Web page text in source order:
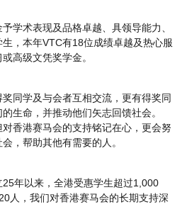
学术表现及品格卓越、具领导能力、
，本年VTC有18位成绩卓越及热心服
高级文凭奖学金。
同学及与会者互相交流，更有得奖同
生命，并推动他们矢志回馈社会。
香港赛马会的支持铭记在心，更会努
，帮助其他有需要的人。
年以来，全港受惠学生超过1,000
人，我们对香港赛马会的长期支持深